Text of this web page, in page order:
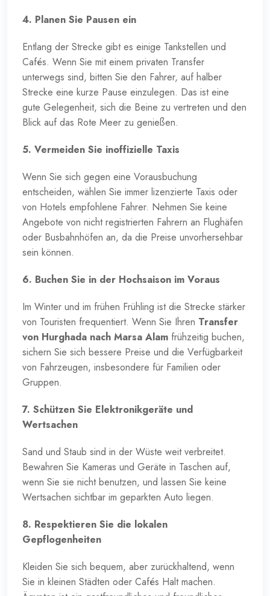
4. Planen Sie Pausen ein
Entlang der Strecke gibt es einige Tankstellen und
Cafés. Wenn Sie mit einem privaten Transfer
unterwegs sind, bitten Sie den Fahrer, auf halber
Strecke eine kurze Pause einzulegen. Das ist eine
gute Gelegenheit, sich die Beine zu vertreten und den
Blick auf das Rote Meer zu genießen.
5. Vermeiden Sie inoffizielle Taxis
Wenn Sie sich gegen eine Vorausbuchung
entscheiden, wählen Sie immer lizenzierte Taxis oder
von Hotels empfohlene Fahrer. Nehmen Sie keine
Angebote von nicht registrierten Fahrern an Flughäfen
oder Busbahnhöfen an, da die Preise unvorhersehbar
sein können.
6. Buchen Sie in der Hochsaison im Voraus
Im Winter und im frühen Frühling ist die Strecke stärker
von Touristen frequentiert. Wenn Sie Ihren Transfer
von Hurghada nach Marsa Alam frühzeitig buchen,
sichern Sie sich bessere Preise und die Verfügbarkeit
von Fahrzeugen, insbesondere für Familien oder
Gruppen.
7. Schützen Sie Elektronikgeräte und
Wertsachen
Sand und Staub sind in der Wüste weit verbreitet.
Bewahren Sie Kameras und Geräte in Taschen auf,
wenn Sie sie nicht benutzen, und lassen Sie keine
Wertsachen sichtbar im geparkten Auto liegen.
8. Respektieren Sie die lokalen
Gepflogenheiten
Kleiden Sie sich bequem, aber zurückhaltend, wenn
Sie in kleinen Städten oder Cafés Halt machen.